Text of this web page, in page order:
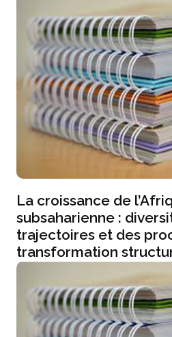
La croissance de
subsaharienne :
trajectoires et des
transformation